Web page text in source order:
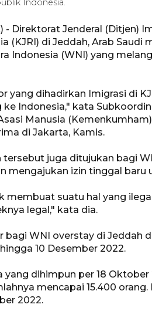
Indonesia.
- Direktorat Jenderal (Ditjen)
(KJRI) di Jeddah, Arab
Indonesia (WNI) yang
yang dihadirkan Imigrasi di
ke Indonesia," kata
Manusia
di Jakarta, Kamis.
tersebut juga ditujukan bagi
mengajukan izin tinggal baru
membuat suatu hal yang
legal," kata dia.
bagi WNI overstay di Jeddah
10 Desember 2022.
yang dihimpun per 18
mencapai 15.400
2022.